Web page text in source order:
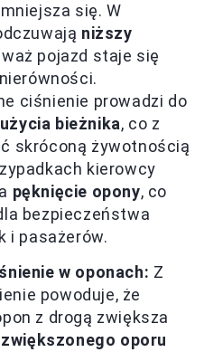
się. W
niższy
pojazd staje się
ciśnienie prowadzi do
bieżnika, co z
skróconą żywotnością
kierowcy
pęknięcie opony, co
bezpieczeństwa
i pasażerów.
w oponach: Z
powoduje, że
z drogą zwiększa
zwiększonego oporu